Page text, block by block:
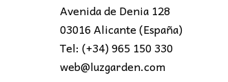
Avenida de Denia 128
03016 Alicante (España)
Tel: (+34) 965 150 330
web@luzgarden.com